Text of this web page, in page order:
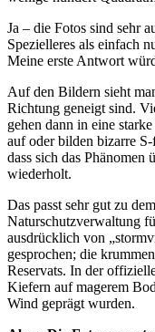
Ja – die Fotos sind sehr
Spezielleres als einfach
Meine erste Antwort
Auf den Bildern sieht
Richtung geneigt sind.
gehen dann in eine
auf oder bilden bizarre
dass sich das Phänomen
wiederholt.
Das passt sehr gut zu
Naturschutzverwaltung
ausdrücklich von
gesprochen; die
Reservats. In der
Kiefern auf magerem
Wind geprägt wurden.